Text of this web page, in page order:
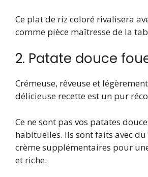
Ce plat de riz coloré rivalisera
comme pièce maîtresse de la
2. Patate douce
Crémeuse, rêveuse et
délicieuse recette est un pur
Ce ne sont pas vos patates
habituelles. Ils sont faits avec
crème supplémentaires pour
et riche.